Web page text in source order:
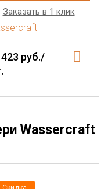
Заказать в 1 клик
руб./
Wassercraft